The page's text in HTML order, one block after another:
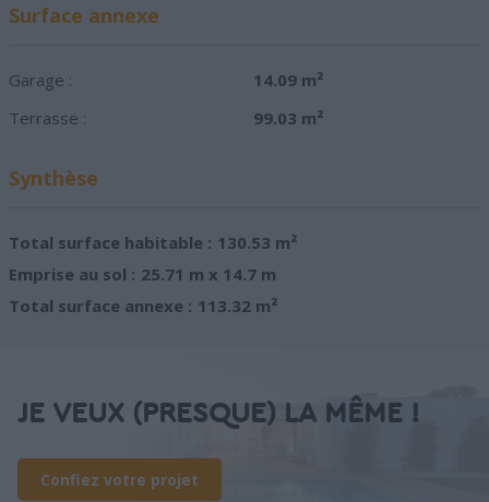
Surface annexe
Garage :
14.09 m²
Terrasse :
99.03 m²
Synthèse
Total surface habitable : 130.53 m²
Emprise au sol : 25.71 m x 14.7 m
Total surface annexe : 113.32 m²
JE VEUX (PRESQUE) LA MÊME !
Confiez votre projet